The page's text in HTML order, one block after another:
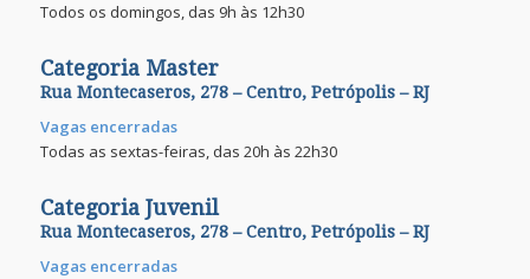
Todos os domingos, das 9h às 12h30
Categoria Master
Rua Montecaseros, 278 – Centro, Petrópolis – RJ
Vagas encerradas
Todas as sextas-feiras, das 20h às 22h30
Categoria Juvenil
Rua Montecaseros, 278 – Centro, Petrópolis – RJ
Vagas encerradas